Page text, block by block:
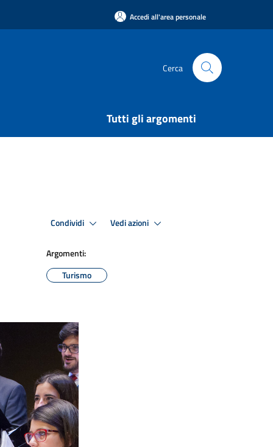
Accedi all'area personale
Cerca
Tutti gli argomenti
Condividi Vedi azioni
Argomenti:
Turismo